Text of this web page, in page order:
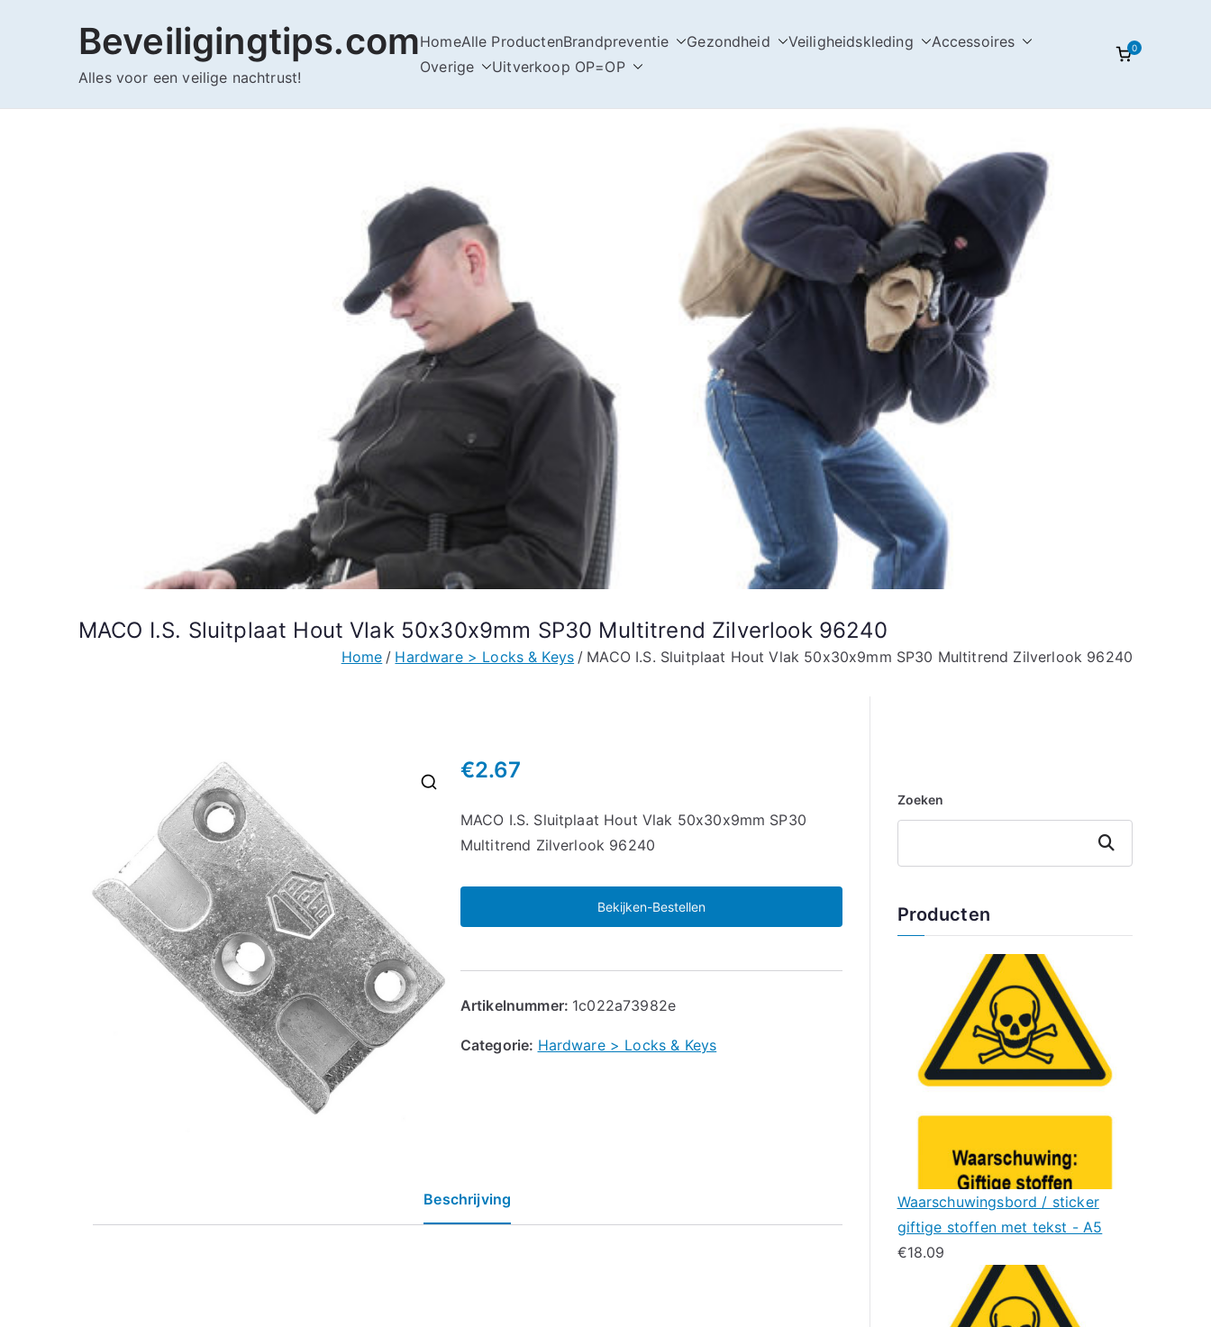
Beveiligingtips.com
Alles voor een veilige nachtrust!
HomeAlle ProductenBrandpreventie Gezondheid Veiligheidskleding
Accessoires
Overige
Uitverkoop OP=OP
0
MACO I.S. Sluitplaat Hout Vlak 50x30x9mm SP30 Multitrend Zilverlook 96240
Home Hardware > Locks & Keys MACO I.S. Sluitplaat Hout Vlak 50x30x9mm SP30 Multitrend Zilverlook 96240
€2.67
MACO I.S. Sluitplaat Hout Vlak 50x30x9mm SP30
Multitrend Zilverlook 96240
Bekijken-Bestellen
Artikelnummer: 1c022a73982e
Categorie: Hardware > Locks & Keys
Beschrijving
Zoeken
Zoeken
Producten
Waarschuwingsbord / sticker
giftige stoffen met tekst - A5
€18.09